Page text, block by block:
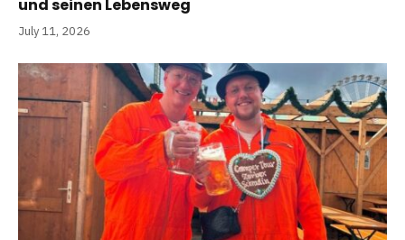
und seinen Lebensweg
July 11, 2026